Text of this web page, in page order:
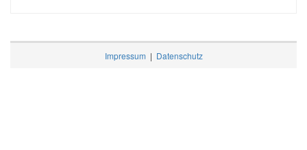
Impressum | Datenschutz